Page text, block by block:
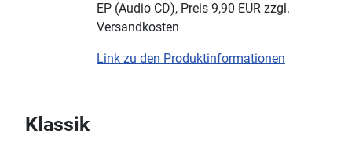
EP (Audio CD), Preis 9,90 EUR zzgl.
Versandkosten
Link zu den Produktinformationen
Klassik